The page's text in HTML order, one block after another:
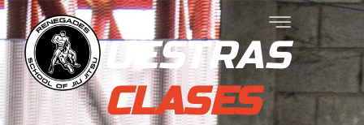
NUESTRAS
CLASES